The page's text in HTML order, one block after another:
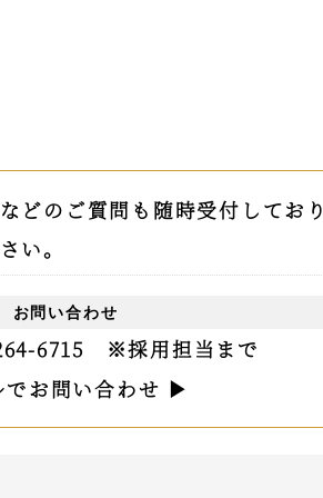
どのご質問も随時受付しており
い。
お問い合わせ
6715 ※採用担当まで
でお問い合わせ ▶